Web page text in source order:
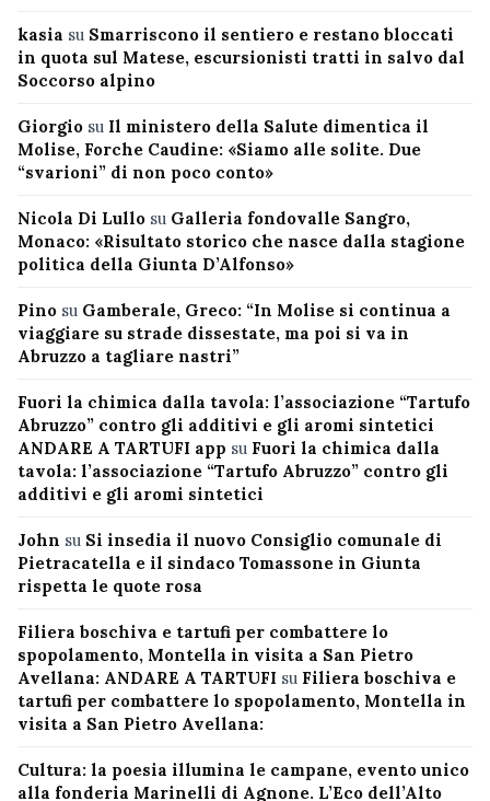
kasia su Smarriscono il sentiero e restano bloccati
in quota sul Matese, escursionisti tratti in salvo dal
Soccorso alpino
Giorgio su Il ministero della Salute dimentica il
Molise, Forche Caudine: «Siamo alle solite. Due
“svarioni” di non poco conto»
Nicola Di Lullo su Galleria fondovalle Sangro,
Monaco: «Risultato storico che nasce dalla stagione
politica della Giunta D’Alfonso»
Pino su Gamberale, Greco: “In Molise si continua a
viaggiare su strade dissestate, ma poi si va in
Abruzzo a tagliare nastri”
Fuori la chimica dalla tavola: l’associazione “Tartufo
Abruzzo” contro gli additivi e gli aromi sintetici
ANDARE A TARTUFI app su Fuori la chimica dalla
tavola: l’associazione “Tartufo Abruzzo” contro gli
additivi e gli aromi sintetici
John su Si insedia il nuovo Consiglio comunale di
Pietracatella e il sindaco Tomassone in Giunta
rispetta le quote rosa
Filiera boschiva e tartufi per combattere lo
spopolamento, Montella in visita a San Pietro
Avellana: ANDARE A TARTUFI su Filiera boschiva e
tartufi per combattere lo spopolamento, Montella in
visita a San Pietro Avellana:
Cultura: la poesia illumina le campane, evento unico
alla fonderia Marinelli di Agnone. L’Eco dell’Alto